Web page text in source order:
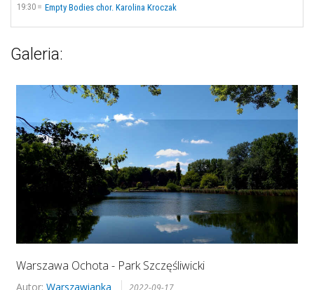
19:30 Empty Bodies chor. Karolina Kroczak
Galeria:
Warszawa Ochota - Park Szczęśliwicki
Autor: Warszawianka